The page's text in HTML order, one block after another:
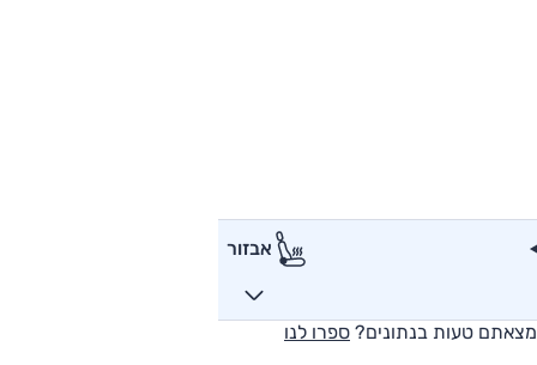
אבזור
מצאתם טעות בנתונים? ספרו לנו